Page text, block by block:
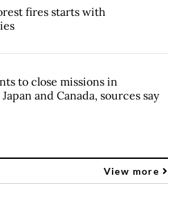
fires starts with
to close missions in
and Canada, sources say
View more